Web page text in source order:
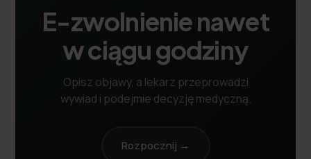
E-zwolnienie nawet
w ciągu godziny
Opisz objawy, a lekarz przeprowadzi
wywiad i podejmie decyzję medyczną.
Rozpocznij →